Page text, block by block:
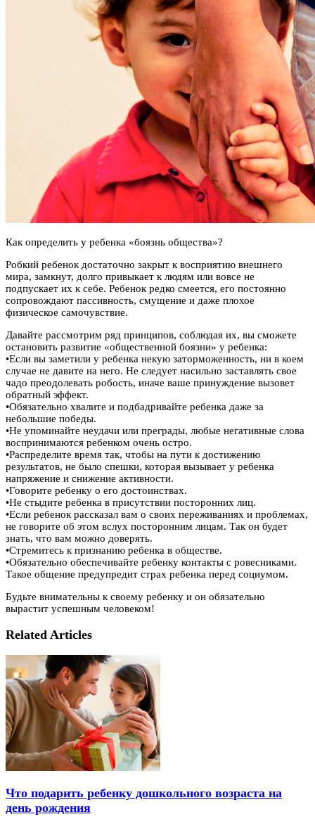
Как определить у ребенка «боязнь общества»?
Робкий ребенок достаточно закрыт к восприятию внешнего
мира, замкнут, долго привыкает к людям или вовсе не
подпускает их к себе. Ребенок редко смеется, его постоянно
сопровождают пассивность, смущение и даже плохое
физическое самочувствие.
Давайте рассмотрим ряд принципов, соблюдая их, вы сможете
остановить развитие «общественной боязни» у ребенка:
•Если вы заметили у ребенка некую заторможенность, ни в коем
случае не давите на него. Не следует насильно заставлять свое
чадо преодолевать робость, иначе ваше принуждение вызовет
обратный эффект.
•Обязательно хвалите и подбадривайте ребенка даже за
небольшие победы.
•Не упоминайте неудачи или преграды, любые негативные слова
воспринимаются ребенком очень остро.
•Распределите время так, чтобы на пути к достижению
результатов, не было спешки, которая вызывает у ребенка
напряжение и снижение активности.
•Говорите ребенку о его достоинствах.
•Не стыдите ребенка в присутствии посторонних лиц.
•Если ребенок рассказал вам о своих переживаниях и проблемах,
не говорите об этом вслух посторонним лицам. Так он будет
знать, что вам можно доверять.
•Стремитесь к признанию ребенка в обществе.
•Обязательно обеспечивайте ребенку контакты с ровесниками.
Такое общение предупредит страх ребенка перед социумом.
Будьте внимательны к своему ребенку и он обязательно
вырастит успешным человеком!
Related Articles
Что подарить ребенку дошкольного возраста на
день рождения